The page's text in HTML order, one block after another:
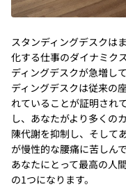
スタンディングデスクは
化する仕事のダイナミク
ディングデスクが急増し
ディングデスクは従来の
れていることが証明され
し、あなたがより多くの
陳代謝を抑制し、そして
が慢性的な腰痛に苦しん
あなたにとって最高の人
の1つになります。